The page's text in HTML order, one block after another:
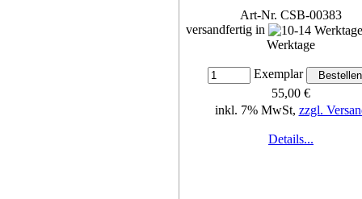
Art-Nr. CSB-00383
versandfertig in
Werktage
Exemplar
55,00 €
inkl. 7% MwSt, zzgl.
Details...